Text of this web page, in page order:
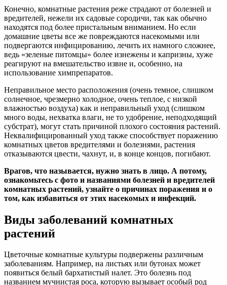
бороться
с
насекомыми
и
заболеваниями
Конечно, комнатные растения реже страдают от болезней и
вредителей, нежели их садовые сородичи, так как обычно
находятся под более пристальным вниманием. Но если
домашние цветы все же повреждаются насекомыми или
подвергаются инфицированию, лечить их намного сложнее,
ведь «зеленые питомцы» более изнежены и капризны, хуже
реагируют на вмешательство извне и, особенно, на
использование химпрепаратов.
Неправильное место расположения (очень темное, слишком
солнечное, чрезмерно холодное, очень теплое, с низкой
влажностью воздуха) как и неправильный уход (слишком
много воды, нехватка влаги, не то удобрение, неподходящий
субстрат), могут стать причиной плохого состояния растений.
Неквалифицированный уход также способствует поражению
комнатных цветов вредителями и болезнями, растения
отказываются цвести, чахнут, и, в конце концов, погибают.
Врагов, что называется, нужно знать в лицо. А потому,
ознакомьтесь с фото и названиями болезней и вредителей
комнатных растений, узнайте о причинах поражения и о
том, как избавиться от этих насекомых и инфекций.
Виды заболеваний комнатных
растений
Цветочные комнатные культуры подвержены различным
заболеваниям. Например, на листьях или бутонах может
появиться белый бархатистый налет. Это болезнь под
названием мучнистая роса, которую вызывает особый род